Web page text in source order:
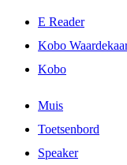
E Reader
Kobo
Kobo
Muis
Toetsenbord
Speaker